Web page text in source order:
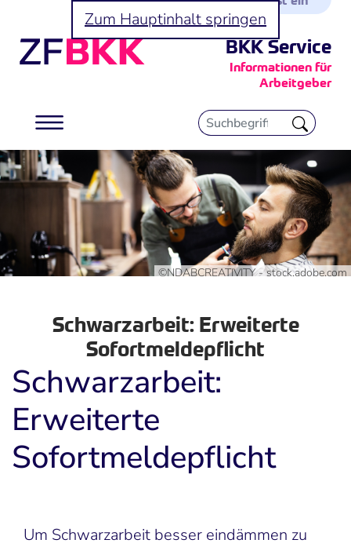
Zum Hauptinhalt springen
BKK Service
Informationen für
Arbeitgeber
©NDABCREATIVITY - stock.adobe.com
Schwarzarbeit: Erweiterte
Sofortmeldepflicht
Schwarzarbeit:
Erweiterte
Sofortmeldepflicht
Um Schwarzarbeit besser eindämmen zu